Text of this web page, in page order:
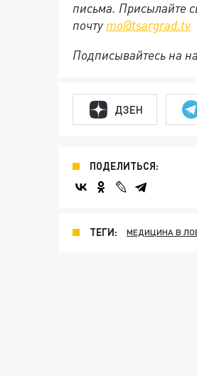
письма. Присылайте
почту mo@tsargrad.tv
Подписывайтесь на
ДЗЕН
ПОДЕЛИТЬСЯ:
ТЕГИ: МЕДИЦИНА В